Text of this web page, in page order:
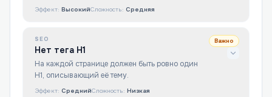
Эффект: ВысокийСложность: Средняя
SEO
Нет тега H1
На каждой странице должен быть ровно один
H1, описывающий её тему.
Важно
Эффект: СреднийСложность: Низкая